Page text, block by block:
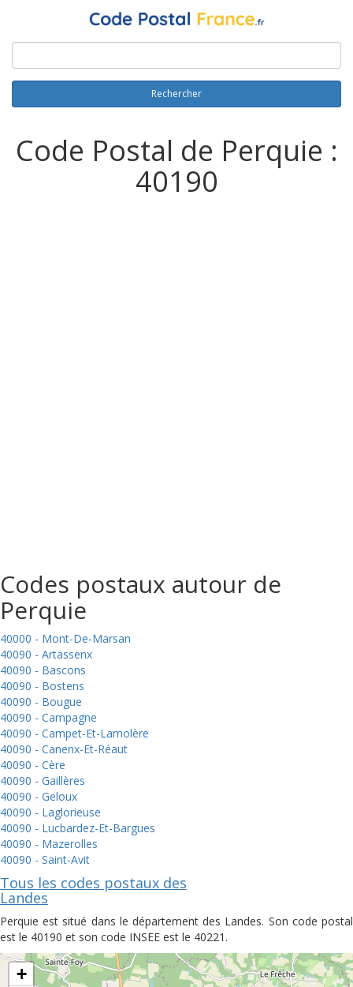
Rechercher
Code Postal de Perquie :
40190
Codes postaux autour de
Perquie
40000 - Mont-De-Marsan
40090 - Artassenx
40090 - Bascons
40090 - Bostens
40090 - Bougue
40090 - Campagne
40090 - Campet-Et-Lamolère
40090 - Canenx-Et-Réaut
40090 - Cère
40090 - Gaillères
40090 - Geloux
40090 - Laglorieuse
40090 - Lucbardez-Et-Bargues
40090 - Mazerolles
40090 - Saint-Avit
Tous les codes postaux des
Landes
Perquie est situé dans le département des Landes. Son code postal
est le 40190 et son code INSEE est le 40221.
+